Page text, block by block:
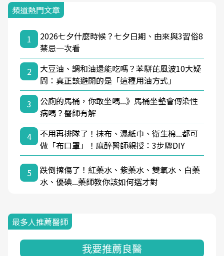
頻道熱門文章
1
2026七夕什麼時候？七夕日期、由來與3習俗8
禁忌一次看
2
大豆油、調和油還能吃嗎？苯駢芘風波10大疑
問：真正該避開的是「這種用油方式」
3
公廁的馬桶，你敢坐嗎...》馬桶坐墊會傳染性
病嗎？醫師有解
4
不用再排隊了！抹布、濕紙巾、衛生棉...都可
做「布口罩」！麻醉醫師親授：3步驟DIY
5
跌倒擦傷了！紅藥水、紫藥水、雙氧水、白藥
水、優碘...藥師教你該如何選才對
最多人推薦醫師
我要推薦良醫